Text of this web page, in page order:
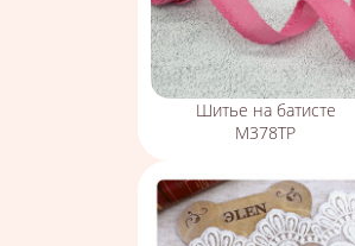
Шитье на батисте
М378ТР